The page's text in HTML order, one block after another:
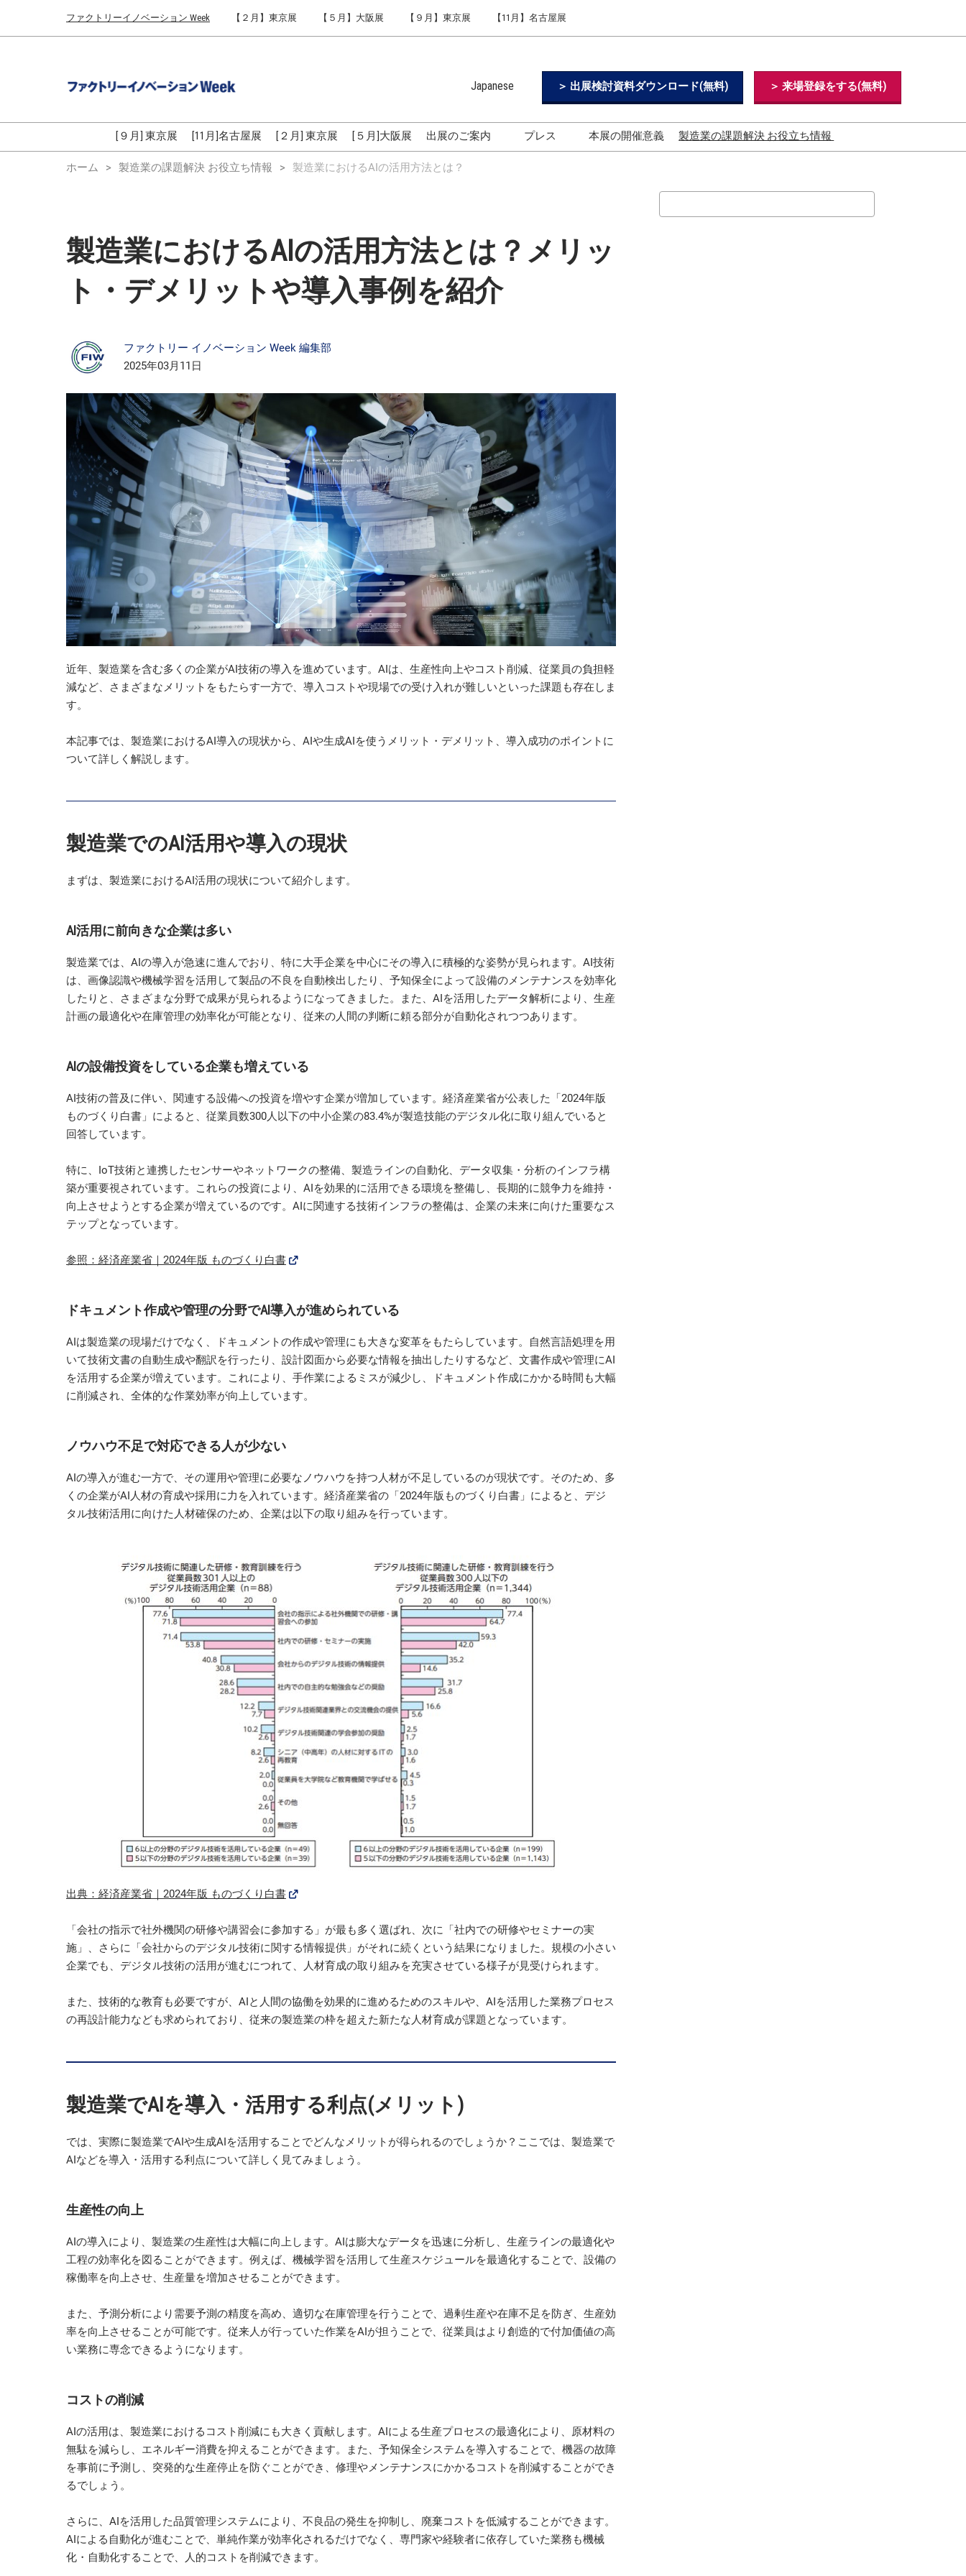
キ
し
to
ファクトリーイノベーション Week 【２月】東京展 【５月】大阪展 【９月】東京展 【11月】名古屋展
Japanese
English
Simplified Chinese
Korean (Naver Blog)
＞ 出展検討資料ダウンロード(無料) ＞ 来場登録をする(無料)
[９月] 東京展 [11月]名古屋展 [２月] 東京展 [５月]大阪展 出展のご案内
出展のご案内
生成AIワールド
東京展 [9月開催] 3つの特長
名古屋展3つの特長
介
出展に関する説明会
展示会活用法
プレス 本展の開催意義 製造業の課題解決 お役立ち情報
の原因と解決策
ホーム 製造業の課題解決 お役立ち情報 製造業におけるAIの活用方法とは？
製造業におけるAIの活用方法とは？メリッ
ト・デメリットや導入事例を紹介
ファクトリー イノベーション Week 編集部
2025年03月11日
近年、製造業を含む多くの企業がAI技術の導入を進めています。AIは、生産性向上やコスト削減、従業員の負担軽
減など、さまざまなメリットをもたらす一方で、導入コストや現場での受け入れが難しいといった課題も存在しま
す。
本記事では、製造業におけるAI導入の現状から、AIや生成AIを使うメリット・デメリット、導入成功のポイントに
ついて詳しく解説します。
製造業でのAI活用や導入の現状
まずは、製造業におけるAI活用の現状について紹介します。
AI活用に前向きな企業は多い
製造業では、AIの導入が急速に進んでおり、特に大手企業を中心にその導入に積極的な姿勢が見られます。AI技術
は、画像認識や機械学習を活用して製品の不良を自動検出したり、予知保全によって設備のメンテナンスを効率化
したりと、さまざまな分野で成果が見られるようになってきました。また、AIを活用したデータ解析により、生産
計画の最適化や在庫管理の効率化が可能となり、従来の人間の判断に頼る部分が自動化されつつあります。
AIの設備投資をしている企業も増えている
AI技術の普及に伴い、関連する設備への投資を増やす企業が増加しています。経済産業省が公表した「2024年版
ものづくり白書」によると、従業員数300人以下の中小企業の83.4%が製造技能のデジタル化に取り組んでいると
回答しています。
特に、IoT技術と連携したセンサーやネットワークの整備、製造ラインの自動化、データ収集・分析のインフラ構
築が重要視されています。これらの投資により、AIを効果的に活用できる環境を整備し、長期的に競争力を維持・
向上させようとする企業が増えているのです。AIに関連する技術インフラの整備は、企業の未来に向けた重要なス
テップとなっています。
参照：経済産業省｜2024年版 ものづくり白書
ドキュメント作成や管理の分野でAI導入が進められている
AIは製造業の現場だけでなく、ドキュメントの作成や管理にも大きな変革をもたらしています。自然言語処理を用
いて技術文書の自動生成や翻訳を行ったり、設計図面から必要な情報を抽出したりするなど、文書作成や管理にAI
を活用する企業が増えています。これにより、手作業によるミスが減少し、ドキュメント作成にかかる時間も大幅
に削減され、全体的な作業効率が向上しています。
ノウハウ不足で対応できる人が少ない
AIの導入が進む一方で、その運用や管理に必要なノウハウを持つ人材が不足しているのが現状です。そのため、多
くの企業がAI人材の育成や採用に力を入れています。経済産業省の「2024年版ものづくり白書」によると、デジ
タル技術活用に向けた人材確保のため、企業は以下の取り組みを行っています。
出典：経済産業省｜2024年版 ものづくり白書
「会社の指示で社外機関の研修や講習会に参加する」が最も多く選ばれ、次に「社内での研修やセミナーの実
施」、さらに「会社からのデジタル技術に関する情報提供」がそれに続くという結果になりました。規模の小さい
企業でも、デジタル技術の活用が進むにつれて、人材育成の取り組みを充実させている様子が見受けられます。
また、技術的な教育も必要ですが、AIと人間の協働を効果的に進めるためのスキルや、AIを活用した業務プロセス
の再設計能力なども求められており、従来の製造業の枠を超えた新たな人材育成が課題となっています。
製造業でAIを導入・活用する利点(メリット)
では、実際に製造業でAIや生成AIを活用することでどんなメリットが得られるのでしょうか？ここでは、製造業で
AIなどを導入・活用する利点について詳しく見てみましょう。
生産性の向上
AIの導入により、製造業の生産性は大幅に向上します。AIは膨大なデータを迅速に分析し、生産ラインの最適化や
工程の効率化を図ることができます。例えば、機械学習を活用して生産スケジュールを最適化することで、設備の
稼働率を向上させ、生産量を増加させることができます。
また、予測分析により需要予測の精度を高め、適切な在庫管理を行うことで、過剰生産や在庫不足を防ぎ、生産効
率を向上させることが可能です。従来人が行っていた作業をAIが担うことで、従業員はより創造的で付加価値の高
い業務に専念できるようになります。
コストの削減
AIの活用は、製造業におけるコスト削減にも大きく貢献します。AIによる生産プロセスの最適化により、原材料の
無駄を減らし、エネルギー消費を抑えることができます。また、予知保全システムを導入することで、機器の故障
を事前に予測し、突発的な生産停止を防ぐことができ、修理やメンテナンスにかかるコストを削減することができ
るでしょう。
さらに、AIを活用した品質管理システムにより、不良品の発生を抑制し、廃棄コストを低減することができます。
AIによる自動化が進むことで、単純作業が効率化されるだけでなく、専門家や経験者に依存していた業務も機械
化・自動化することで、人的コストを削減できます。